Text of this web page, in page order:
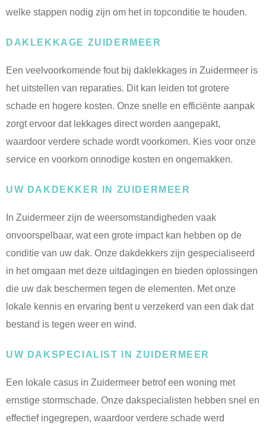
welke stappen nodig zijn om het in topconditie te houden.
DAKLEKKAGE ZUIDERMEER
Een veelvoorkomende fout bij daklekkages in Zuidermeer is
het uitstellen van reparaties. Dit kan leiden tot grotere
schade en hogere kosten. Onze snelle en efficiënte aanpak
zorgt ervoor dat lekkages direct worden aangepakt,
waardoor verdere schade wordt voorkomen. Kies voor onze
service en voorkom onnodige kosten en ongemakken.
UW DAKDEKKER IN ZUIDERMEER
In Zuidermeer zijn de weersomstandigheden vaak
onvoorspelbaar, wat een grote impact kan hebben op de
conditie van uw dak. Onze dakdekkers zijn gespecialiseerd
in het omgaan met deze uitdagingen en bieden oplossingen
die uw dak beschermen tegen de elementen. Met onze
lokale kennis en ervaring bent u verzekerd van een dak dat
bestand is tegen weer en wind.
UW DAKSPECIALIST IN ZUIDERMEER
Een lokale casus in Zuidermeer betrof een woning met
ernstige stormschade. Onze dakspecialisten hebben snel en
effectief ingegrepen, waardoor verdere schade werd